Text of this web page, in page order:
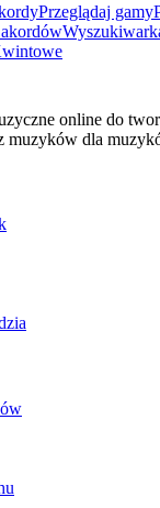
Przeglądaj gamy
online do
muzyków dla